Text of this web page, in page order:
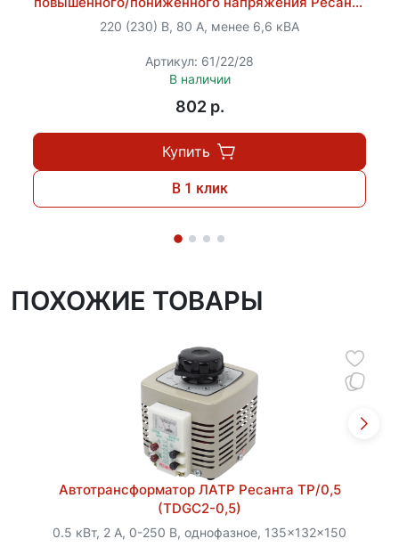
осуществляться с соблюдением мер
а вокруг него оставить достаточное пространство
(не менее 50 мм) для нормального воздухообмена.
АЗМ-40A
220 (230) В, 80 А, менее 6,6 кВА
Артикул: 61/22/28
В наличии
802 p.
Купить
В 1 клик
ПОХОЖИЕ ТОВАРЫ
Автотрансформатор ЛАТР Ресанта ТР/0,5
(TDGC2-0,5)
0.5 кВт, 2 А, 0-250 В, однофазное, 135x132x150